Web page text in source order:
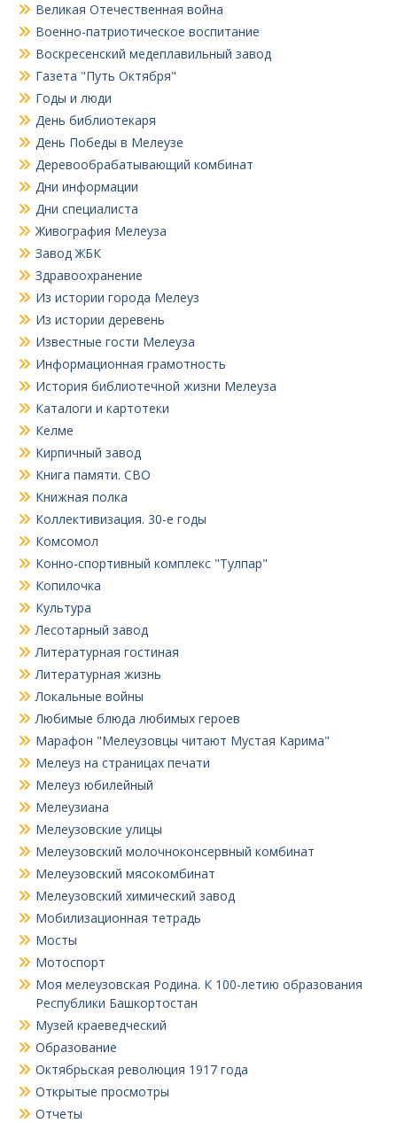
Великая Отечественная война
Военно-патриотическое воспитание
Воскресенский медеплавильный завод
Газета "Путь Октября"
Годы и люди
День библиотекаря
День Победы в Мелеузе
Деревообрабатывающий комбинат
Дни информации
Дни специалиста
Живография Мелеуза
Завод ЖБК
Здравоохранение
Из истории города Мелеуз
Из истории деревень
Известные гости Мелеуза
Информационная грамотность
История библиотечной жизни Мелеуза
Каталоги и картотеки
Келме
Кирпичный завод
Книга памяти. СВО
Книжная полка
Коллективизация. 30-е годы
Комсомол
Конно-спортивный комплекс "Тулпар"
Копилочка
Культура
Лесотарный завод
Литературная гостиная
Литературная жизнь
Локальные войны
Любимые блюда любимых героев
Марафон "Мелеузовцы читают Мустая Карима"
Мелеуз на страницах печати
Мелеуз юбилейный
Мелеузиана
Мелеузовские улицы
Мелеузовский молочноконсервный комбинат
Мелеузовский мясокомбинат
Мелеузовский химический завод
Мобилизационная тетрадь
Мосты
Мотоспорт
Моя мелеузовская Родина. К 100-летию образования
Республики Башкортостан
Музей краеведческий
Образование
Октябрьская революция 1917 года
Открытые просмотры
Отчеты